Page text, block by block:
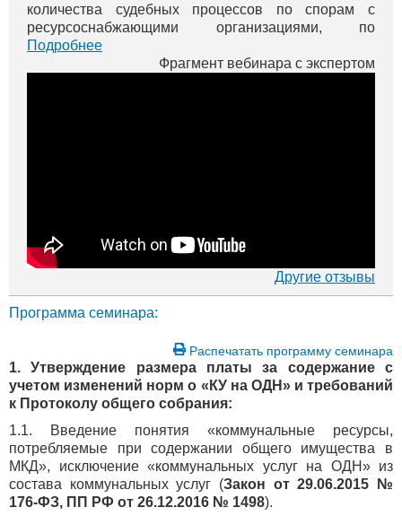
количества судебных процессов по спорам с
ресурсоснабжающими организациями, по
оспариванию монопольного сговора тепловиков в
г. Перми. Вы можете просмотреть бесплатные вид...
Подробнее
Фрагмент вебинара с экспертом
Другие отзывы
Программа семинара:
Распечатать программу семинара
1. Утверждение размера платы за содержание с
учетом изменений норм о «КУ на ОДН» и требований
к Протоколу общего собрания:
1.1. Введение понятия «коммунальные ресурсы,
потребляемые при содержании общего имущества в
МКД», исключение «коммунальных услуг на ОДН» из
состава коммунальных услуг (Закон от 29.06.2015 №
176-ФЗ, ПП РФ от 26.12.2016 № 1498).